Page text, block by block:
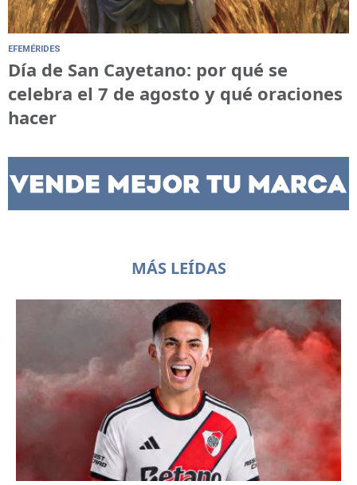
EFEMÉRIDES
Día de San Cayetano: por qué se
celebra el 7 de agosto y qué oraciones
hacer
MÁS LEÍDAS